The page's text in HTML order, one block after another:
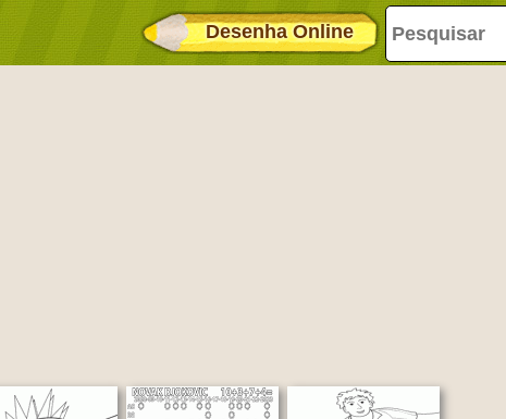
Desenha Online